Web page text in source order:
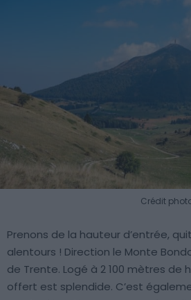
Crédit
Prenons de la hauteur d’entrée,
alentours ! Direction le Monte
de Trente. Logé à 2 100 mètres de
offert est splendide. C’est